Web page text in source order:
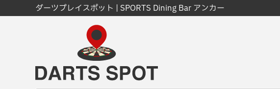
ダーツプレイスポット | SPORTS Dining Bar アンカー